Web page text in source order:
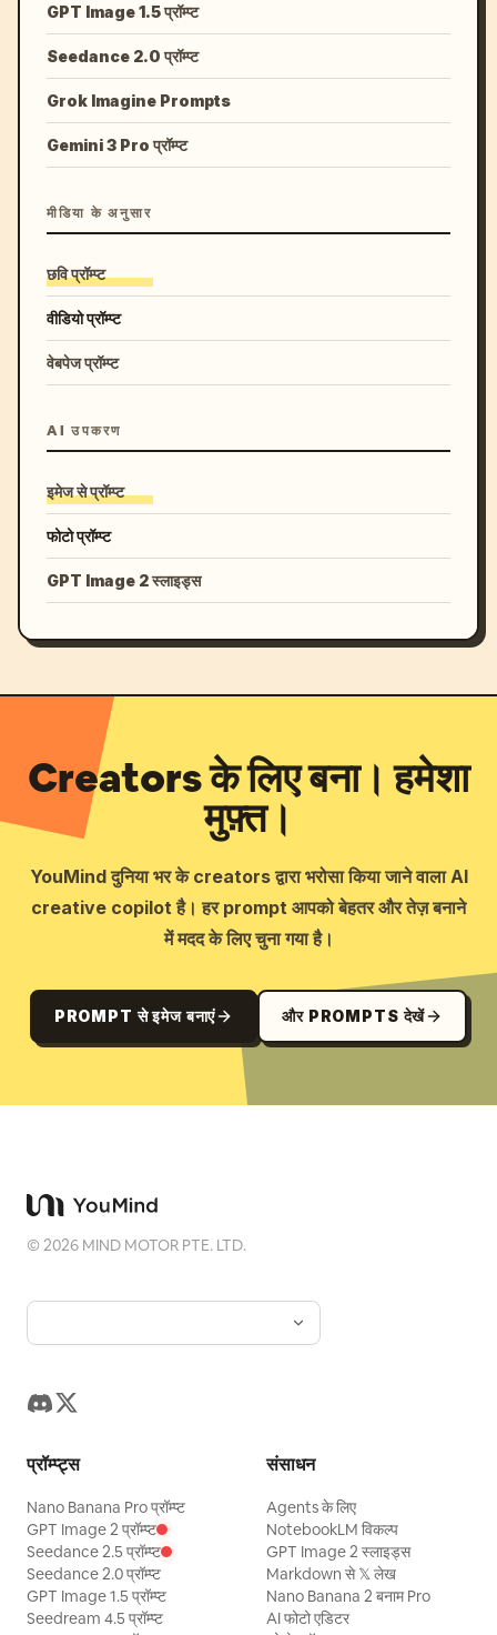
GPT Image 1.5 प्रॉम्प्ट
Seedance 2.0 प्रॉम्प्ट
Grok Imagine Prompts
Gemini 3 Pro प्रॉम्प्ट
मीडिया के अनुसार
छवि प्रॉम्प्ट
वीडियो प्रॉम्प्ट
वेबपेज प्रॉम्प्ट
AI उपकरण
इमेज से प्रॉम्प्ट
फोटो प्रॉम्प्ट
GPT Image 2 स्लाइड्स
Creators के लिए बना। हमेशा
मुफ़्त।
YouMind दुनिया भर के creators द्वारा भरोसा किया जाने वाला AI
creative copilot है। हर prompt आपको बेहतर और तेज़ बनाने
में मदद के लिए चुना गया है।
PROMPT से इमेज बनाएं और PROMPTS देखें
©2026 MIND MOTOR PTE. LTD.
प्रॉम्प्ट्स
Nano Banana Pro प्रॉम्प्ट
GPT Image 2 प्रॉम्प्ट
Seedance 2.5 प्रॉम्प्ट
Seedance 2.0 प्रॉम्प्ट
GPT Image 1.5 प्रॉम्प्ट
Seedream 4.5 प्रॉम्प्ट
संसाधन
Agents के लिए
NotebookLM विकल्प
GPT Image 2 स्लाइड्स
Markdown से 𝕏 लेख
Nano Banana 2 बनाम Pro
AI फोटो एडिटर